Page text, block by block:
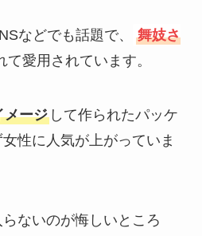
などでも話題で、
舞妓さ
て愛用されています。
メージして作られたパッケ
性に人気が上がっていま
ないのが悔しいところ